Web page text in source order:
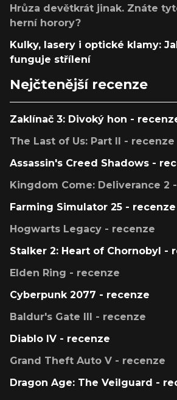
Hrůza devětkrát jinak. Znáte
herní horory?
Kulky, lasery i optické klamy:
funguje střílení
Nejčtenější recenze
Zaklínač 3: Divoký hon -
The Last of Us: Part II - recenze
Assassin's Creed Shadows -
Kingdom Come: Deliverance 2
Farming Simulator 25 - recenze
Hogwarts Legacy - recenze
Stalker 2: Heart of Chornobyl -
Elden Ring - recenze
Cyberpunk 2077 - recenze
Baldur's Gate III - recenze
Diablo IV - recenze
Grand Theft Auto V - recenze
Dragon Age: The Veilguard -